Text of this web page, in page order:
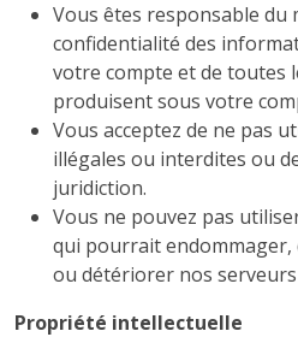
Vous êtes responsable du
confidentialité des
votre compte et de toutes
produisent sous votre
Vous acceptez de ne pas
illégales ou interdites ou
juridiction.
Vous ne pouvez pas
qui pourrait
ou détériorer nos
Propriété intellectuelle